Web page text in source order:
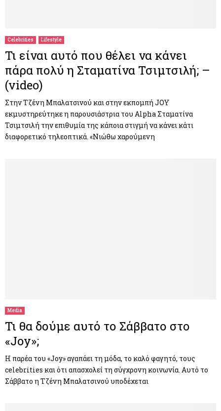
Celebrities Lifestyle
Τι είναι αυτό που θέλει να κάνει
πάρα πολύ η Σταματίνα Τσιμτσιλή; –
(video)
Στην Τζένη Μπαλατσινού και στην εκπομπή JOY
εκμυστηρεύτηκε η παρουσιάστρια του Alpha Σταματίνα
Τσιμτσιλή την επιθυμία της κάποια στιγμή να κάνει κάτι
διαφορετικό τηλεοπτικά. «Νιώθω χαρούμενη
Media
Τι θα δούμε αυτό το Σάββατο στο
«Joy»;
Η παρέα του «Joy» αγαπάει τη μόδα, το καλό φαγητό, τους
celebrities και ότι απασχολεί τη σύγχρονη κοινωνία. Αυτό το
Σάββατο η Τζένη Μπαλατσινού υποδέχεται